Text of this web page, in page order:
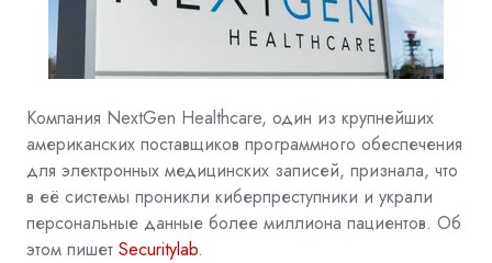
Компания NextGen Healthcare, один из крупнейших
американских поставщиков программного обеспечения
для электронных медицинских записей, признала, что
в её системы проникли киберпреступники и украли
персональные данные более миллиона пациентов. Об
этом пишет Securitylab.